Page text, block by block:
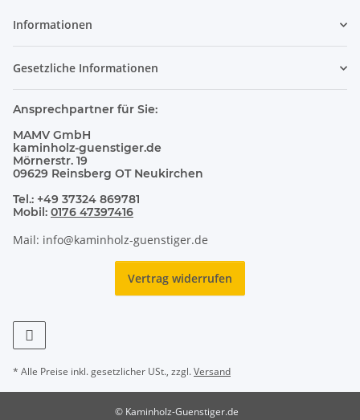
Informationen
Gesetzliche Informationen
Ansprechpartner für Sie:
MAMV GmbH
kaminholz-guenstiger.de
Mörnerstr. 19
09629 Reinsberg OT Neukirchen
Tel.: +49 37324 869781
Mobil: 0176 47397416
Mail: info@kaminholz-guenstiger.de
Vertrag widerrufen
* Alle Preise inkl. gesetzlicher USt., zzgl.Versand
© Kaminholz-Guenstiger.de